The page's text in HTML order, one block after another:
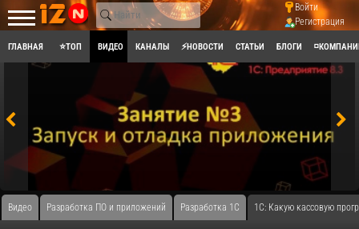
Войти
Регистрация
ГЛАВНАЯ ⭐ТОП ВИДЕО КАНАЛЫ ⚡НОВОСТИ СТАТЬИ БЛОГИ
Видео Разработка ПО и приложений Разработка 1С 1С: Какую кассовую